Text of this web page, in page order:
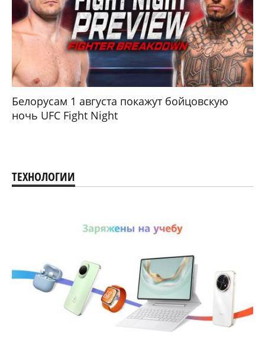
Белорусам 1 августа покажут бойцовскую
ночь UFC Fight Night
ТЕХНОЛОГИИ